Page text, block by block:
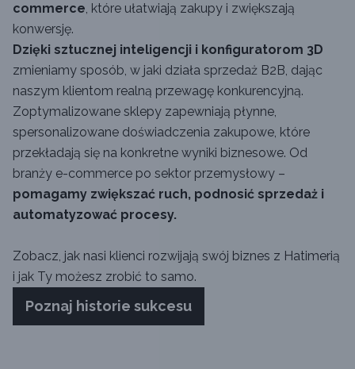
commerce, które ułatwiają zakupy i zwiększają
konwersję.
Dzięki sztucznej inteligencji i konfiguratorom 3D
zmieniamy sposób, w jaki działa sprzedaż B2B, dając
naszym klientom realną przewagę konkurencyjną.
Zoptymalizowane sklepy zapewniają płynne,
spersonalizowane doświadczenia zakupowe, które
przekładają się na konkretne wyniki biznesowe. Od
branży e-commerce po sektor przemysłowy –
pomagamy zwiększać ruch, podnosić sprzedaż i
automatyzować procesy.
Zobacz, jak nasi klienci rozwijają swój biznes z Hatimerią
i jak Ty możesz zrobić to samo.
Poznaj historie sukcesu